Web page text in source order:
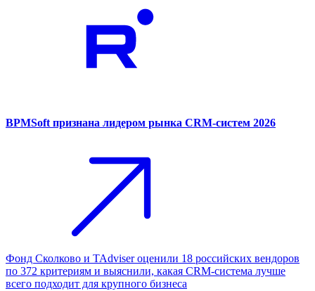
BPMSoft признана лидером рынка CRM-систем 2026
Фонд Сколково и TAdviser оценили 18 российских вендоров
по 372 критериям и выяснили, какая CRM-система лучше
всего подходит для крупного бизнеса